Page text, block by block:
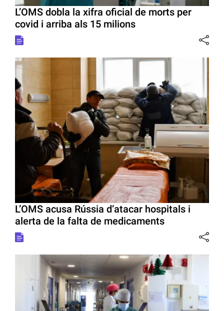
L’OMS dobla la xifra oficial de morts per
covid i arriba als 15 milions
L’OMS acusa Rússia d’atacar hospitals i
alerta de la falta de medicaments